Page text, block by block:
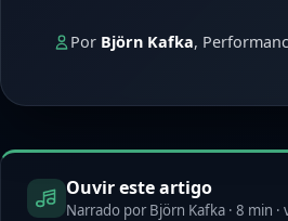
Por Björn Kafka,
Ouvir este artigo
Narrado por Björn Kafka · 8 min ·